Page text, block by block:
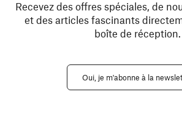
Recevez des offres spéciales, de
et des articles fascinants
boîte de réception.
Oui, je m'abonne à la